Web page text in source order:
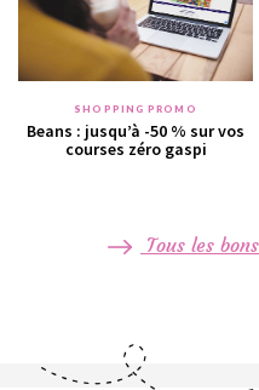
SHOPPING PROMO
Beans : jusqu’à -50 % sur vos
courses zéro gaspi
Tous les